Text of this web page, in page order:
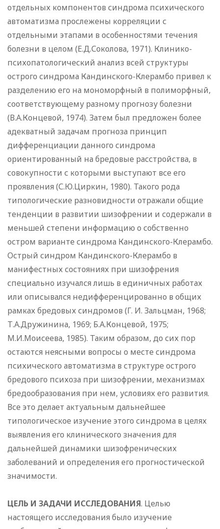
отдельных компонентов синдрома психического
автоматизма прослежены корреляции с
отдельными этапами в особенностями течения
болезни в целом (Е.Д.Соколова, 1971). Клинико-
психопатологический анализ всей структуры
острого синдрома Кандинского-Клерамбо привел к
разделению его на мономорфный в полиморфный,
соответствующему разному прогнозу болезни
(В.А.Концевой, 1974). Затем был предложен более
адекватный задачам прогноза принцип
дифференциации данного синдрома
ориентированный на бредовые расстройства, в
совокупности с которыми выступают все его
проявления (С.Ю.Циркин, 1980). Такого рода
типологические разновидности отражали общие
тенденции в развитии шизофрении и содержали в
меньшей степени информацию о собственно
остром варианте синдрома Кандинского-Клерамбо.
Острый синдром Кандинского-Клерамбо в
манифестных состояниях при шизофрения
специально изучался лишь в единичных работах
или описывался недифференцированно в общих
рамках бредовых синдромов (Г. И. Зальцман, 1968;
Т.А.Дружинина, 1969; Б.А.Концевой, 1975;
М.И.Моисеева, 1985). Таким образом, до сих пор
остаются неясными вопросы о месте синдрома
психического автоматизма в структуре острого
бредового психоза при шизофрении, механизмах
бредообразования при нем, условиях его развития.
Все это делает актуальным дальнейшее
типологическое изучение этого синдрома в целях
выявления его клинического значения для
дальнейшей динамики шизофренических
заболеваний и определения его прогностической
значимости.
ЦЕЛЬ И ЗАДАЧИ ИССЛЕДОВАНИЯ. Целью
настоящего исследования было изучение